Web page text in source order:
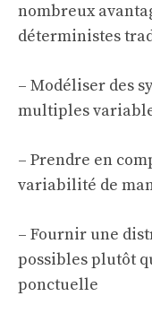
nombreux
déterministes
– Modéliser des
multiples
– Prendre en
variabilité de
– Fournir une
possibles plutôt
ponctuelle